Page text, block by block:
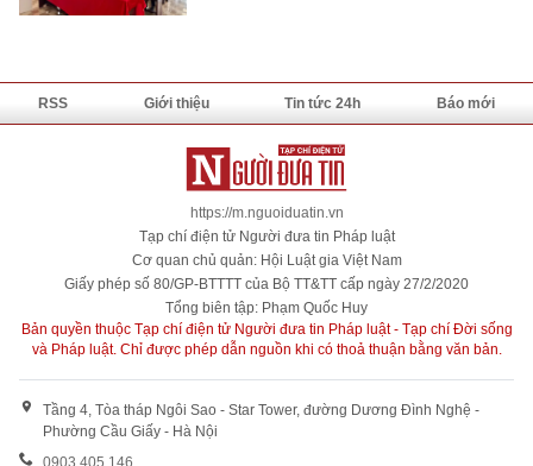
RSS Giới thiệu Tin tức 24h Báo mới
https://m.nguoiduatin.vn
Tạp chí điện tử Người đưa tin Pháp luật
Cơ quan chủ quản: Hội Luật gia Việt Nam
Giấy phép số 80/GP-BTTTT của Bộ TT&TT cấp ngày 27/2/2020
Tổng biên tập: Phạm Quốc Huy
Bản quyền thuộc Tạp chí điện tử Người đưa tin Pháp luật - Tạp chí Đời sống
và Pháp luật. Chỉ được phép dẫn nguồn khi có thoả thuận bằng văn bản.
Tầng 4, Tòa tháp Ngôi Sao - Star Tower, đường Dương Đình Nghệ -
Phường Cầu Giấy - Hà Nội
0903 405 146